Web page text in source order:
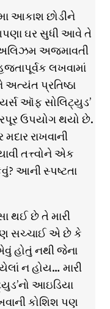
આકાશ છોડીને
ઘર સુધી આવે તે
અજમાવતી
લખવામાં
પ્રતિષ્ઠા
ઑફ સોલિટ્યુડ’
ઉપયોગ થયો છે.
રાખવાની
તત્ત્વોને એક
આની સ્પષ્ટતા
થઈ છે તે મારી
સચ્ચાઈ એ છે કે
હોતું નથી જેના
ન હોય… મારી
આઇડિયા
કોશિશ પણ